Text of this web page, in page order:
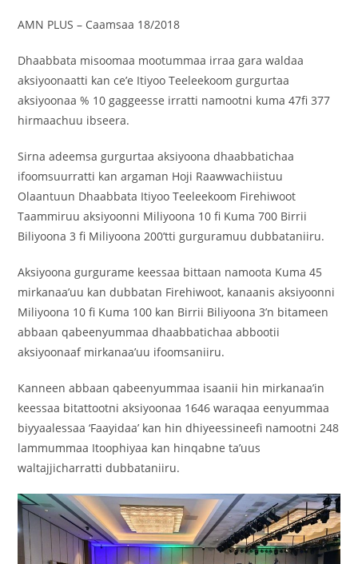
AMN PLUS – Caamsaa 18/2018
Dhaabbata misoomaa mootummaa irraa gara waldaa
aksiyoonaatti kan ce’e Itiyoo Teeleekoom gurgurtaa
aksiyoonaa % 10 gaggeesse irratti namootni kuma 47fi 377
hirmaachuu ibseera.
Sirna adeemsa gurgurtaa aksiyoona dhaabbatichaa
ifoomsuurratti kan argaman Hoji Raawwachiistuu
Olaantuun Dhaabbata Itiyoo Teeleekoom Firehiwoot
Taammiruu aksiyoonni Miliyoona 10 fi Kuma 700 Birrii
Biliyoona 3 fi Miliyoona 200’tti gurguramuu dubbataniiru.
Aksiyoona gurgurame keessaa bittaan namoota Kuma 45
mirkanaa’uu kan dubbatan Firehiwoot, kanaanis aksiyoonni
Miliyoona 10 fi Kuma 100 kan Birrii Biliyoona 3’n bitameen
abbaan qabeenyummaa dhaabbatichaa abbootii
aksiyoonaaf mirkanaa’uu ifoomsaniiru.
Kanneen abbaan qabeenyummaa isaanii hin mirkanaa’in
keessaa bitattootni aksiyoonaa 1646 waraqaa eenyummaa
biyyaalessaa ‘Faayidaa’ kan hin dhiyeessineefi namootni 248
lammummaa Itoophiyaa kan hinqabne ta’uus
waltajjicharratti dubbataniiru.